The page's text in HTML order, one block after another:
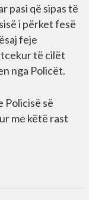
pasi që sipas të
i përket fesë
feje
të cilët
nga Policët.
Policisë së
me këtë rast